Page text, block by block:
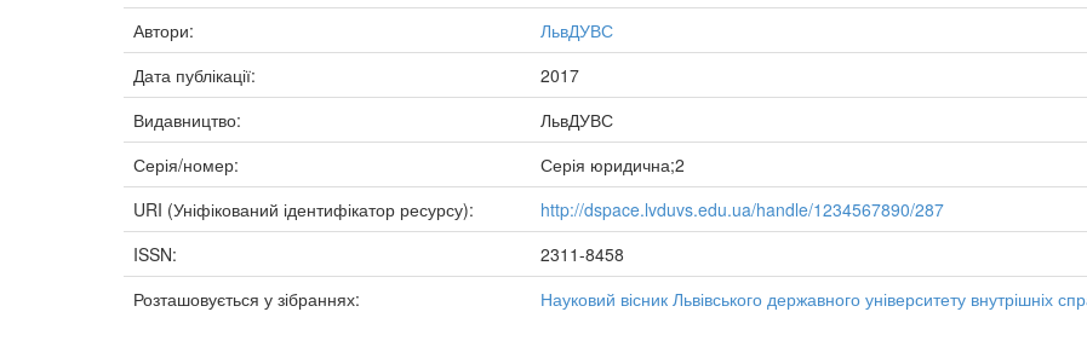
Автори:
ЛьвДУВС
Дата публікації:
2017
Видавництво:
ЛьвДУВС
Серія/номер:
Серія юридична;2
URI (Уніфікований ідентифікатор ресурсу):
http://dspace.lvduvs.edu.ua/handle/1234567890/287
ISSN:
2311-8458
Розташовується у зібраннях:
Науковий вісник Львівського державного університету внутрішніх